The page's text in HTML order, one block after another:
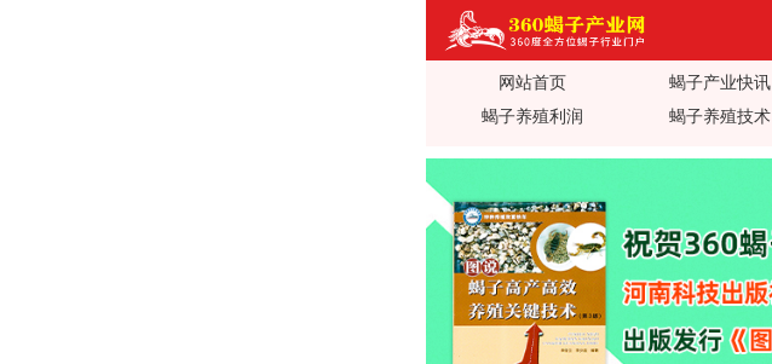
360蝎子养殖产业网_蝎子养殖技术视频_蝎子养
治_全蝎药方价值加工_蝎子养殖场基地加盟
网站首页 蝎子产业快讯
蝎子养殖利润
蝎子养殖技术